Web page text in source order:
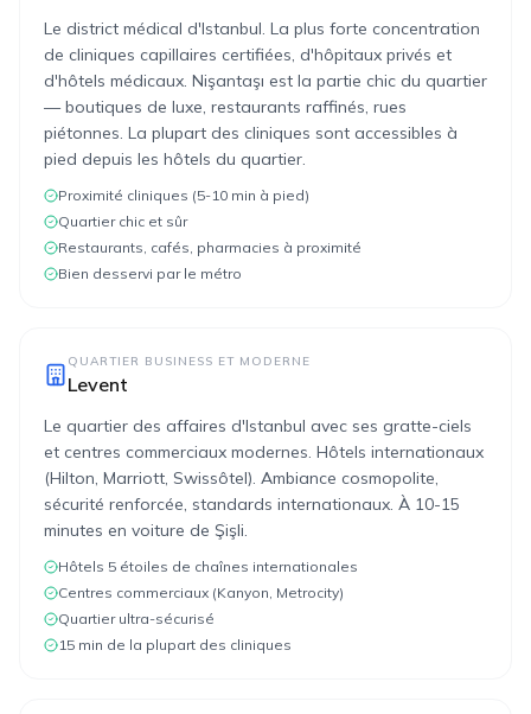
Le district médical d'Istanbul. La plus forte concentration
de cliniques capillaires certifiées, d'hôpitaux privés et
d'hôtels médicaux. Nişantaşı est la partie chic du quartier
— boutiques de luxe, restaurants raffinés, rues
piétonnes. La plupart des cliniques sont accessibles à
pied depuis les hôtels du quartier.
Proximité cliniques (5-10 min à pied)
Quartier chic et sûr
Restaurants, cafés, pharmacies à proximité
Bien desservi par le métro
QUARTIER BUSINESS ET MODERNE
Levent
Le quartier des affaires d'Istanbul avec ses gratte-ciels
et centres commerciaux modernes. Hôtels internationaux
(Hilton, Marriott, Swissôtel). Ambiance cosmopolite,
sécurité renforcée, standards internationaux. À 10-15
minutes en voiture de Şişli.
Hôtels 5 étoiles de chaînes internationales
Centres commerciaux (Kanyon, Metrocity)
Quartier ultra-sécurisé
15 min de la plupart des cliniques